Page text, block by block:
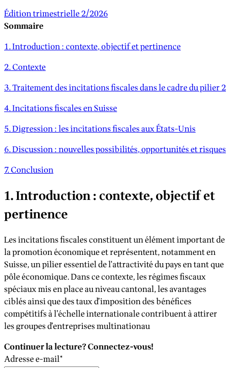
Édition trimestrielle 2/2026
Sommaire
1. Introduction : contexte, objectif et pertinence
2. Contexte
3. Traitement des incitations fiscales dans le cadre du pilier 2
4. Incitations fiscales en Suisse
5. Digression : les incitations fiscales aux États-Unis
6. Discussion : nouvelles possibilités, opportunités et risques
7. Conclusion
1. Introduction : contexte, objectif et
pertinence
Les incitations fiscales constituent un élément important de
la promotion économique et représentent, notamment en
Suisse, un pilier essentiel de l'attractivité du pays en tant que
pôle économique. Dans ce contexte, les régimes fiscaux
spéciaux mis en place au niveau cantonal, les avantages
ciblés ainsi que des taux d’imposition des bénéfices
compétitifs à l’échelle internationale contribuent à attirer
les groupes d’entreprises multinationau
Continuer la lecture? Connectez-vous!
Adresse e-mail*